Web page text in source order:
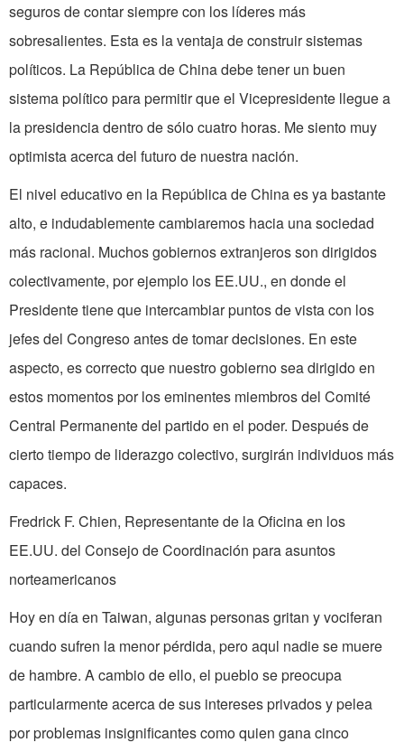
seguros de contar siempre con los líderes más
sobresalientes. Esta es la ventaja de construir sistemas
políticos. La República de China debe tener un buen
sistema político para permitir que el Vicepresidente llegue a
la presidencia dentro de sólo cuatro horas. Me siento muy
optimista acerca del futuro de nuestra nación.
El nivel educativo en la República de China es ya bastante
alto, e indudablemente cambiaremos hacia una sociedad
más racional. Muchos gobiernos extranjeros son dirigidos
colectivamente, por ejemplo los EE.UU., en donde el
Presidente tiene que intercambiar puntos de vista con los
jefes del Congreso antes de tomar decisiones. En este
aspecto, es correcto que nuestro gobierno sea dirigido en
estos momentos por los eminentes miembros del Comité
Central Permanente del partido en el poder. Después de
cierto tiempo de liderazgo colectivo, surgirán individuos más
capaces.
Fredrick F. Chien, Representante de la Oficina en los
EE.UU. del Consejo de Coordinación para asuntos
norteamericanos
Hoy en día en Taiwan, algunas personas gritan y vociferan
cuando sufren la menor pérdida, pero aqul nadie se muere
de hambre. A cambio de ello, el pueblo se preocupa
particularmente acerca de sus intereses privados y pelea
por problemas insignificantes como quien gana cinco